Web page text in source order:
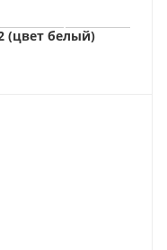
(цвет белый)